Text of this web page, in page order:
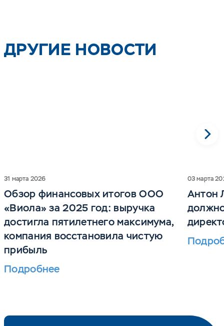
ДРУГИЕ НОВОСТИ
31 марта 2026
Обзор финансовых итогов ООО
«Виола» за 2025 год: выручка
достигла пятилетнего максимума,
компания восстановила чистую
прибыль
Подробнее
03 марта
Антон